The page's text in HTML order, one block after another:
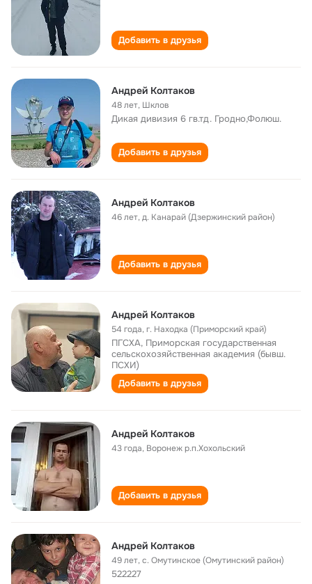
Добавить в друзья
Андрей Колтаков
48 лет, Шклов
Дикая дивизия 6 гв.тд. Гродно,Фолюш.
Добавить в друзья
Андрей Колтаков
46 лет,д. Канарай (Дзержинский район)
Добавить в друзья
Андрей Колтаков
54 года,г. Находка (Приморский край)
ПГСХА, Приморская государственная
сельскохозяйственная академия (бывш.
ПСХИ)
Добавить в друзья
Андрей Колтаков
43 года, Воронеж р.п.Хохольский
Добавить в друзья
Андрей Колтаков
49 лет,с. Омутинское (Омутинский район)
522227